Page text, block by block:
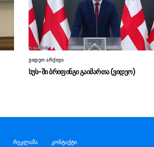
ვიდეო არქივი
სუს-ში ბრიფინგი გაიმართა (ვიდეო)
რეკლამა კონტაქტი